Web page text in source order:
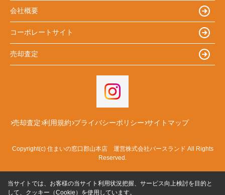
会社概要
コーポレートサイト
売却査定
売却査定 利用規約 プライバシーポリシー サイトマップ
Copyright(c) 住まいの窓口郡山本店 運営株式会社バースランド All Rights
Reserved.
当サイトでは、お客様の当サイト利用状況把握、サービス向上検討を目的と
して、クッキー（Cookie）を使用しています。